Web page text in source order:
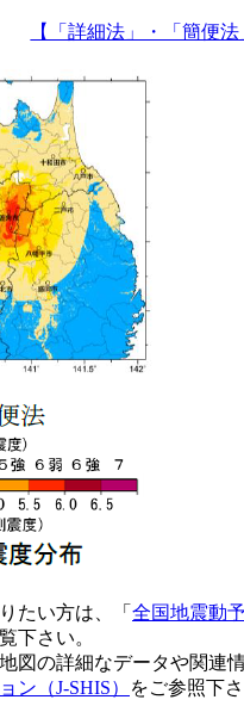
【「詳細法」・「簡便法
たい方は、「 全国地震動
下さい。
図の詳細なデータや関連
ン（J-SHIS）
をご参照下さ